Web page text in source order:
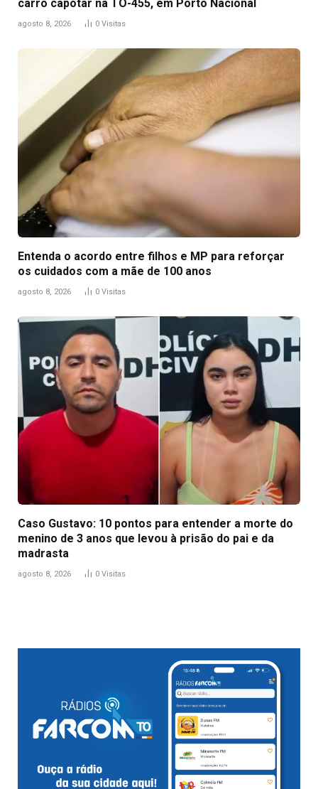
carro capotar na TO-455, em Porto Nacional
agosto 8, 2026 0 Visitas
Entenda o acordo entre filhos e MP para reforçar
os cuidados com a mãe de 100 anos
agosto 8, 2026 0 Visitas
Caso Gustavo: 10 pontos para entender a morte do
menino de 3 anos que levou à prisão do pai e da
madrasta
agosto 8, 2026 0 Visitas